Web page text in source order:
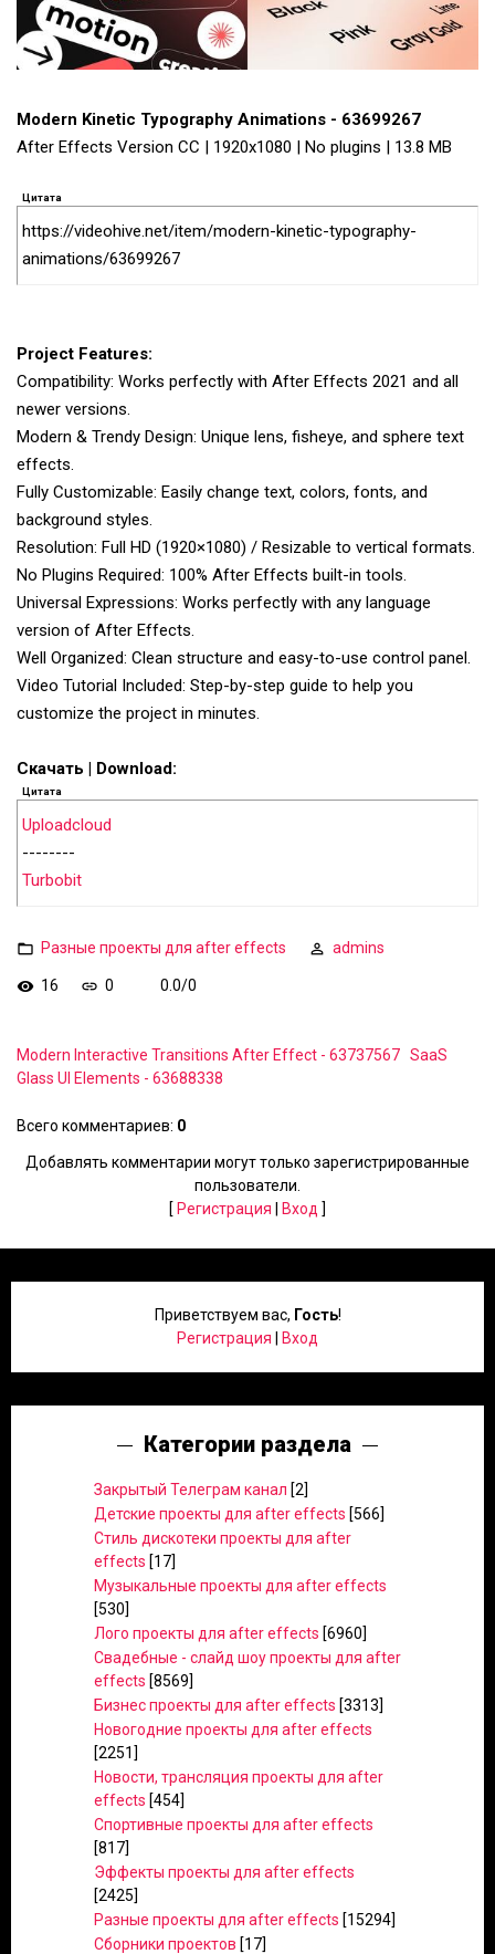
Modern Kinetic Typography Animations - 63699267
After Effects Version CC | 1920x1080 | No plugins | 13.8 MB
Цитата
https://videohive.net/item/modern-kinetic-typography-
animations/63699267
Project Features:
Compatibility: Works perfectly with After Effects 2021 and all
newer versions.
Modern & Trendy Design: Unique lens, fisheye, and sphere text
effects.
Fully Customizable: Easily change text, colors, fonts, and
background styles.
Resolution: Full HD (1920×1080) / Resizable to vertical formats.
No Plugins Required: 100% After Effects built-in tools.
Universal Expressions: Works perfectly with any language
version of After Effects.
Well Organized: Clean structure and easy-to-use control panel.
Video Tutorial Included: Step-by-step guide to help you
customize the project in minutes.
Скачать | Download:
Цитата
Uploadcloud
--------
Turbobit
Разные проекты для after effects admins
16 0 0.0/0
Modern Interactive Transitions After Effect - 63737567 SaaS
Glass UI Elements - 63688338
Всего комментариев: 0
Добавлять комментарии могут только зарегистрированные
пользователи.
[ Регистрация Вход ]
Приветствуем вас, Гость!
Регистрация
Вход
Категории раздела
Закрытый Телеграм канал [2]
Детские проекты для after effects [566]
Стиль дискотеки проекты для after
effects [17]
Музыкальные проекты для after effects
[530]
Лого проекты для after effects [6960]
Свадебные - слайд шоу проекты для after
effects [8569]
Бизнес проекты для after effects [3313]
Новогодние проекты для after effects
[2251]
Новости, трансляция проекты для after
effects [454]
Спортивные проекты для after effects
[817]
Эффекты проекты для after effects
[2425]
Разные проекты для after effects [15294]
Сборники проектов [17]